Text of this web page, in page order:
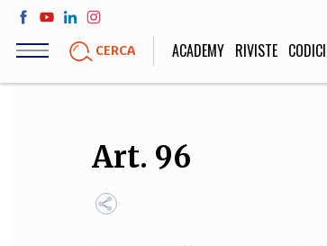
Salta
contenuto
CERCA ACADEMY RIVISTE CODICI
LIFE STYLE
Sport, Cucina, Viaggi,
Moda
Art. 96